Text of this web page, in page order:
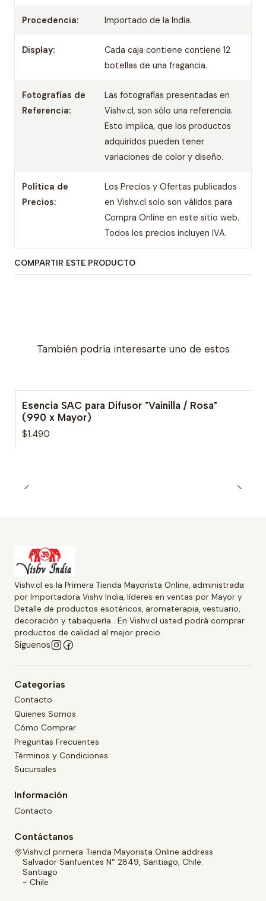
Procedencia: Importado de la India.
Display:
Cada caja contiene contiene 12
botellas de una fragancia.
Fotografías de
Referencia:
Las fotografías presentadas en
Vishv.cl, son sólo una referencia.
Esto implica, que los productos
adquiridos pueden tener
variaciones de color y diseño.
Política de
Precios:
Los Precios y Ofertas publicados
en Vishv.cl solo son válidos para
Compra Online en este sitio web.
Todos los precios incluyen IVA.
COMPARTIR ESTE PRODUCTO
También podría interesarte uno de estos
Esencia SAC para Difusor "Vainilla / Rosa"
(990 x Mayor)
$1.490
Vishv.cl es la Primera Tienda Mayorista Online, administrada
por Importadora Vishv India, líderes en ventas por Mayor y
Detalle de productos esotéricos, aromaterapia, vestuario,
decoración y tabaquería . En Vishv.cl usted podrá comprar
productos de calidad al mejor precio.
Síguenos
Categorías
Contacto
Quienes Somos
Cómo Comprar
Preguntas Frecuentes
Términos y Condiciones
Sucursales
Información
Contacto
Contáctanos
Vishv.cl primera Tienda Mayorista Online address
Salvador Sanfuentes N° 2849, Santiago, Chile.
Santiago
- Chile